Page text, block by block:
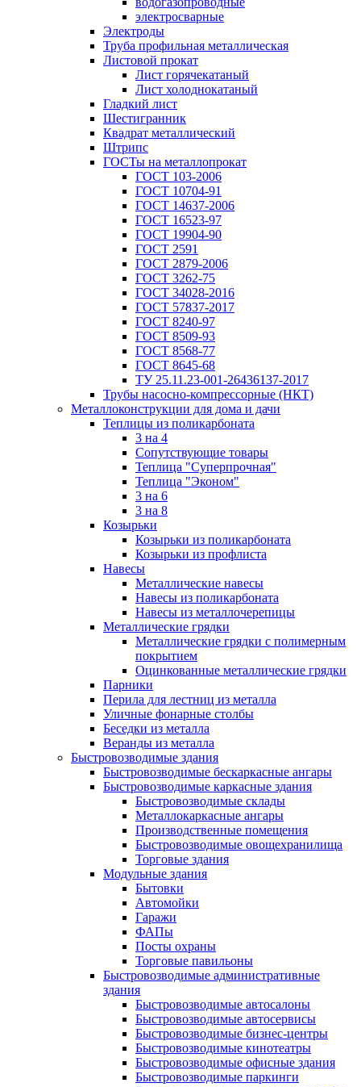
электросварные
Электроды
Труба профильная металлическая
Листовой прокат
Лист горячекатаный
Лист холоднокатаный
Гладкий лист
Шестигранник
Квадрат металлический
Штрипс
ГОСТы на металлопрокат
ГОСТ 103-2006
ГОСТ 10704-91
ГОСТ 14637-2006
ГОСТ 16523-97
ГОСТ 19904-90
ГОСТ 2591
ГОСТ 2879-2006
ГОСТ 3262-75
ГОСТ 34028-2016
ГОСТ 57837-2017
ГОСТ 8240-97
ГОСТ 8509-93
ГОСТ 8568-77
ГОСТ 8645-68
ТУ 25.11.23-001-26436137-2017
Трубы насосно-компрессорные (НКТ)
Металлоконструкции для дома и дачи
Теплицы из поликарбоната
3 на 4
Сопутствующие товары
Теплица "Суперпрочная"
Теплица "Эконом"
3 на 6
3 на 8
Козырьки
Козырьки из поликарбоната
Козырьки из профлиста
Навесы
Металлические навесы
Навесы из поликарбоната
Навесы из металлочерепицы
Металлические грядки
Металлические грядки с полимерным
покрытием
Оцинкованные металлические грядки
Парники
Перила для лестниц из металла
Уличные фонарные столбы
Беседки из металла
Веранды из металла
Быстровозводимые здания
Быстровозводимые бескаркасные ангары
Быстровозводимые каркасные здания
Быстровозводимые склады
Металлокаркасные ангары
Производственные помещения
Быстровозводимые овощехранилища
Торговые здания
Модульные здания
Бытовки
Автомойки
Гаражи
ФАПы
Посты охраны
Торговые павильоны
Быстровозводимые административные
здания
Быстровозводимые автосалоны
Быстровозводимые автосервисы
Быстровозводимые бизнес-центры
Быстровозводимые кинотеатры
Быстровозводимые офисные здания
Быстровозводимые паркинги